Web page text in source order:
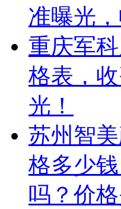
准曝光
重庆军
格表，
光！
苏州智
格多少
吗？价